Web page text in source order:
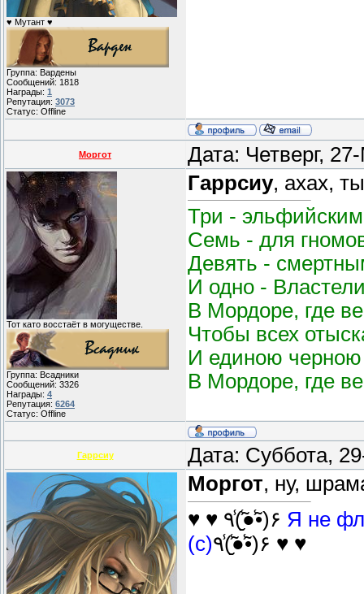
♥ Мутант ♥
Группа: Вардены
Сообщений: 1818
Награды: 1
Репутация: 3073
Статус: Offline
Моргот Дата: Четверг,
Тот като восстаёт в могуществе.
Группа: Всадники
Сообщений: 3326
Награды: 4
Репутация: 6264
Статус: Offline
Гаррсиу, ахах,
Три -
Семь - для
Девять -
И одно -
В Мордоре, где
Чтобы всех
И единою черною
В Мордоре, где
Гаррсиу
Дата: Суббота,
Моргот, ну,
♥ ♥ ٩(̾●̮̮̃̾•̃̾)۶ Я не
(с) ٩(̾●̮̮̃̾•̃̾)۶ ♥ ♥